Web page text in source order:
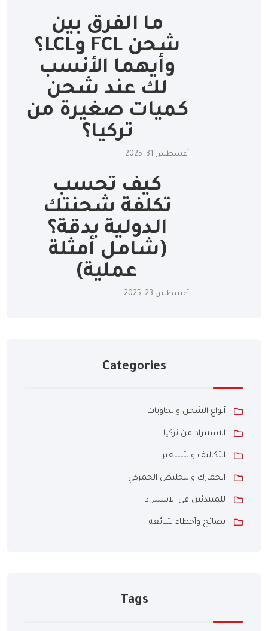
ما الفرق بين
شحن FCL وLCL؟
وأيهما الأنسب
لك عند شحن
كميات صغيرة من
تركيا؟
أغسطس 31, 2025
كيف تحسب
تكلفة شحنتك
الدولية بدقة؟
(شامل أمثلة
عملية)
أغسطس 23, 2025
Categories
أنواع الشحن والحاويات
الاستيراد من تركيا
التكاليف والتسعير
الجمارك والتخليص الجمركي
للمبتدئين في الاستيراد
نصائح وأخطاء شائعة
Tags